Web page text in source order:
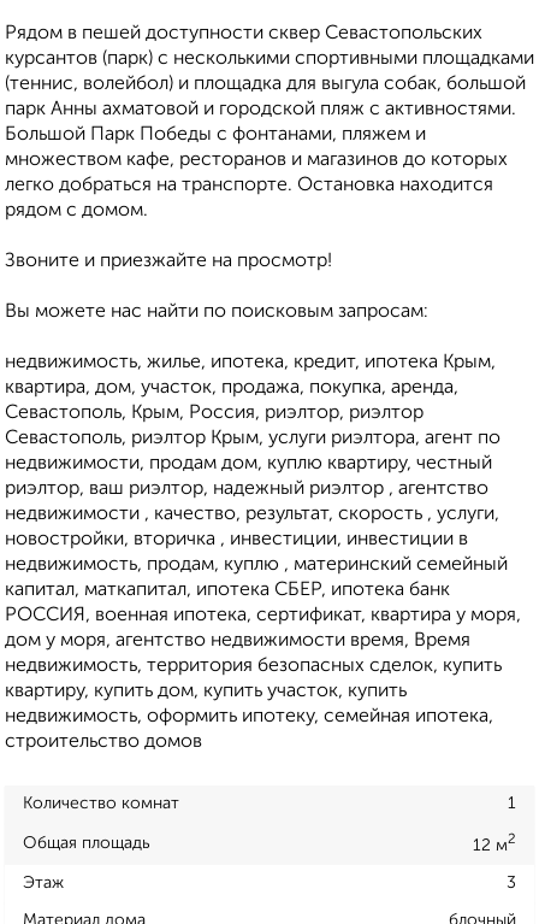
Рядом в пешей доступности сквер Севастопольских
курсантов (парк) с несколькими спортивными площадками
(теннис, волейбол) и площадка для выгула собак, большой
парк Анны ахматовой и городской пляж с активностями.
Большой Парк Победы с фонтанами, пляжем и
множеством кафе, ресторанов и магазинов до которых
легко добраться на транспорте. Остановка находится
рядом с домом.
Звоните и приезжайте на просмотр!
Вы можете нас найти по поисковым запросам:
недвижимость, жилье, ипотека, кредит, ипотека Крым,
квартира, дом, участок, продажа, покупка, аренда,
Севастополь, Крым, Россия, риэлтор, риэлтор
Севастополь, риэлтор Крым, услуги риэлтора, агент по
недвижимости, продам дом, куплю квартиру, честный
риэлтор, ваш риэлтор, надежный риэлтор , агентство
недвижимости , качество, результат, скорость , услуги,
новостройки, вторичка , инвестиции, инвестиции в
недвижимость, продам, куплю , материнский семейный
капитал, маткапитал, ипотека СБЕР, ипотека банк
РОССИЯ, военная ипотека, сертификат, квартира у моря,
дом у моря, агентство недвижимости время, Время
недвижимость, территория безопасных сделок, купить
квартиру, купить дом, купить участок, купить
недвижимость, оформить ипотеку, семейная ипотека,
строительство домов
Количество комнат 1
Общая площадь 12 м2
Этаж 3
Материал дома блочный